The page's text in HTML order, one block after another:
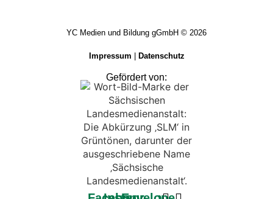
YC Medien und Bildung gGmbH © 2026
Impressum Datenschutz
Gefördert von: